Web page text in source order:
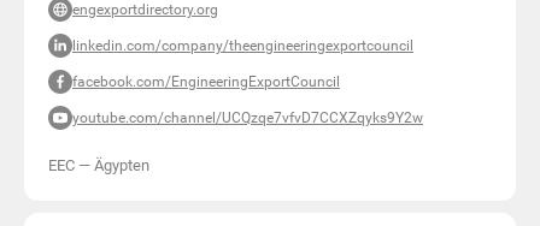
engexportdirectory.org
linkedin.com/company/theengineeringexportcouncil
facebook.com/EngineeringExportCouncil
youtube.com/channel/UCQzqe7vfvD7CCXZqyks9Y2w
EEC — Ägypten